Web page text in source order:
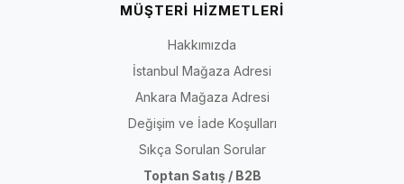
MÜŞTERİ HİZMETLERİ
Hakkımızda
İstanbul Mağaza Adresi
Ankara Mağaza Adresi
Değişim ve İade Koşulları
Sıkça Sorulan Sorular
Toptan Satış / B2B